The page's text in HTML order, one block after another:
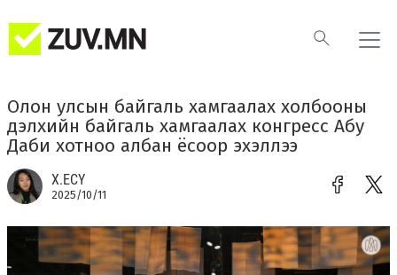
Олон улсын байгаль хамгаалах холбооны
дэлхийн байгаль хамгаалах конгресс Абу
Даби хотноо албан ёсоор эхэллээ
Х.ЕСҮ
2025/10/11